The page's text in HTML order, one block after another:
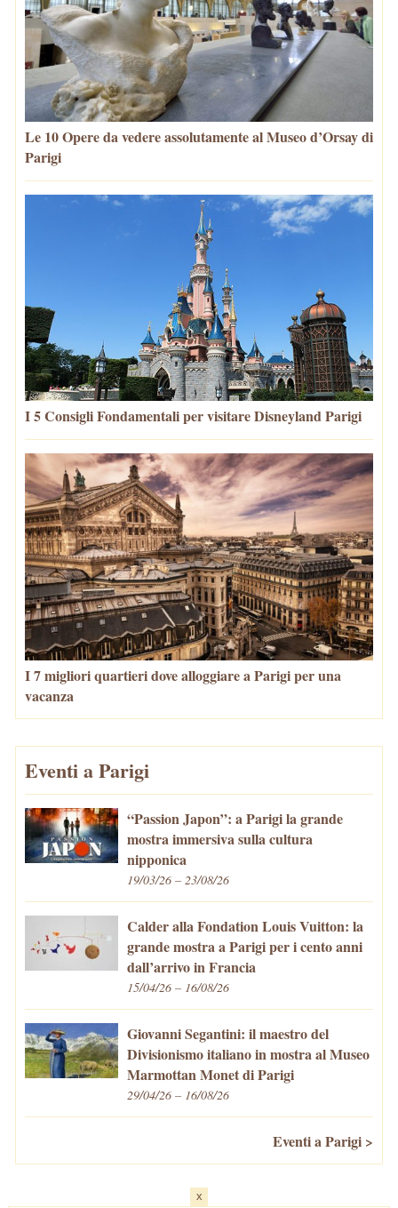
Le 10 Opere da vedere assolutamente al Museo d’Orsay di
Parigi
I 5 Consigli Fondamentali per visitare Disneyland Parigi
I 7 migliori quartieri dove alloggiare a Parigi per una
vacanza
Eventi a Parigi
“Passion Japon”: a Parigi la grande
mostra immersiva sulla cultura
nipponica
19/03/26 – 23/08/26
Calder alla Fondation Louis Vuitton: la
grande mostra a Parigi per i cento anni
dall’arrivo in Francia
15/04/26 – 16/08/26
Giovanni Segantini: il maestro del
Divisionismo italiano in mostra al Museo
Marmottan Monet di Parigi
29/04/26 – 16/08/26
Eventi a Parigi >
x